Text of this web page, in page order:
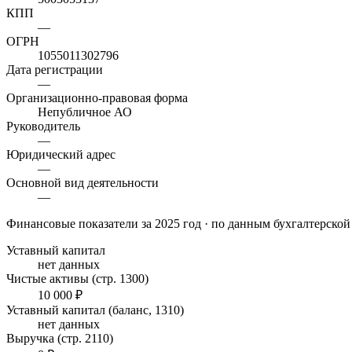
КПП
—
ОГРН
1055011302796
Дата регистрации
—
Организационно-правовая форма
Непубличное АО
Руководитель
—
Юридический адрес
—
Основной вид деятельности
—
Финансовые показатели за 2025 год · по данным
Уставный капитал
нет данных
Чистые активы (стр. 1300)
10 000 ₽
Уставный капитал (баланс, 1310)
нет данных
Выручка (стр. 2110)